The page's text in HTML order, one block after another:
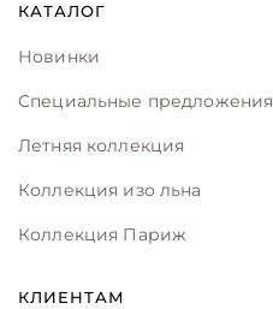
КАТАЛОГ
Новинки
Специальные предложения
Летняя коллекция
Коллекция изо льна
Коллекция Париж
КЛИЕНТАМ